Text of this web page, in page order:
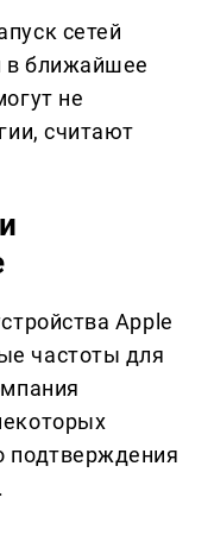
сетей
в ближайшее
не
считают
Apple
частоты для
подтверждения